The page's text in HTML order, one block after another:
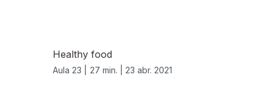
Healthy food
Aula 23 | 27 min. | 23 abr. 2021